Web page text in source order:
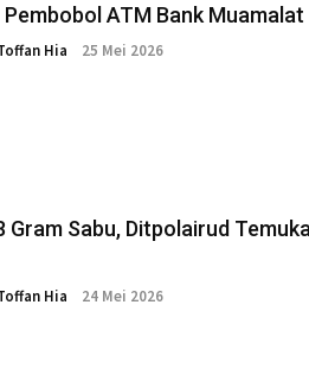
ATM Bank Muamalat
Hia 25 Mei 2026
Gram Sabu, Ditpolairud
Hia 24 Mei 2026